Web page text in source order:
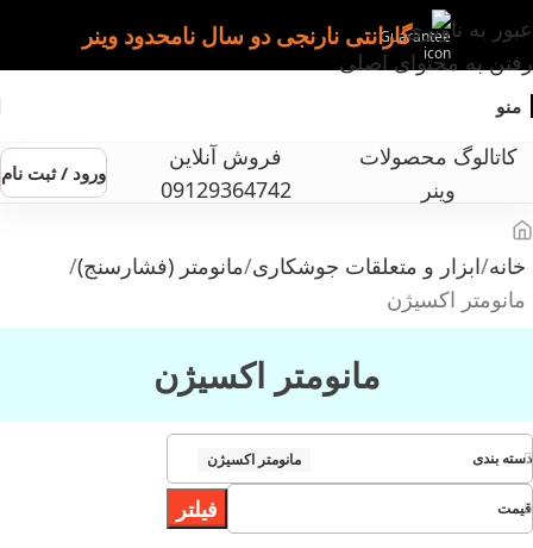
عبور به ناوبری
رفتن به محتوای اصلی
گارانتی نارنجی دو سال نامحدود وینر
منو
کاتالوگ محصولات
وینر
فروش آنلاین
09129364742
ورود / ثبت نام
خانه ابزار و متعلقات جوشکاری مانومتر (فشارسنج)
مانومتر اکسیژن
مانومتر اکسیژن
دسته بندی مانومتر اکسیژن
قیمت فیلتر